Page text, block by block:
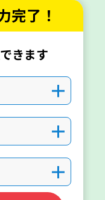
完了！
きます
＋
＋
＋